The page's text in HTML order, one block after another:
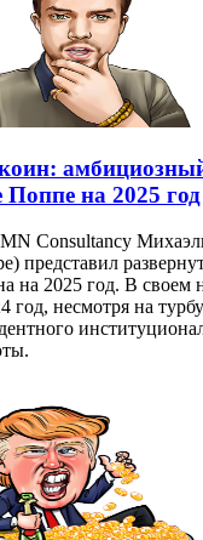
на 2025 год
MN Consultancy
представил
на 2025 год. В своем
год, несмотря на